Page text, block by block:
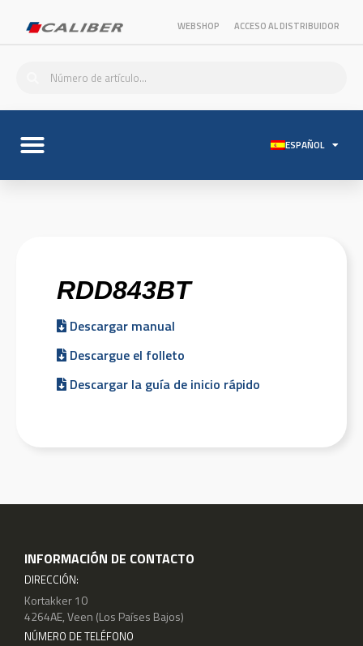
WEBSHOP ACCESO AL DISTRIBUIDOR
ESPAÑOL
RDD843BT
Descargar manual
Descargue el folleto
Descargar la guía de inicio rápido
INFORMACIÓN DE CONTACTO
DIRECCIÓN:
Kortakker 10
4264AE, Veen (Los Países Bajos)
NÚMERO DE TELÉFONO